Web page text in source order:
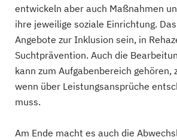
entwickeln aber auch Maßnahmen
ihre jeweilige soziale Einrichtung.
Angebote zur Inklusion sein, in
Suchtprävention. Auch die
kann zum Aufgabenbereich gehören,
wenn über Leistungsansprüche
muss.
Am Ende macht es auch die